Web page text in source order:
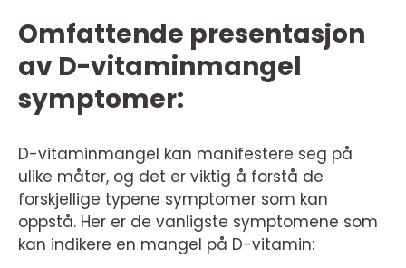
Omfattende presentasjon
av D-vitaminmangel
symptomer:
D-vitaminmangel kan manifestere seg på
ulike måter, og det er viktig å forstå de
forskjellige typene symptomer som kan
oppstå. Her er de vanligste symptomene som
kan indikere en mangel på D-vitamin: